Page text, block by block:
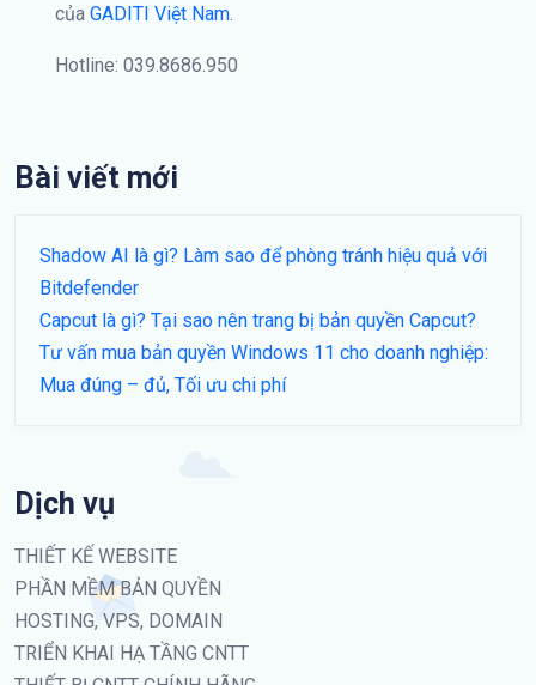
của GADITI Việt Nam.
Hotline: 039.8686.950
Bài viết mới
Shadow AI là gì? Làm sao để phòng tránh hiệu quả với
Bitdefender
Capcut là gì? Tại sao nên trang bị bản quyền Capcut?
Tư vấn mua bản quyền Windows 11 cho doanh nghiệp:
Mua đúng – đủ, Tối ưu chi phí
Dịch vụ
THIẾT KẾ WEBSITE
PHẦN MỀM BẢN QUYỀN
HOSTING, VPS, DOMAIN
TRIỂN KHAI HẠ TẦNG CNTT